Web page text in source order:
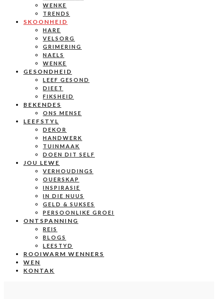
WENKE
TRENDS
SKOONHEID
HARE
VELSORG
GRIMERING
NAELS
WENKE
GESONDHEID
LEEF GESOND
DIEET
FIKSHEID
BEKENDES
ONS MENSE
LEEFSTYL
DEKOR
HANDWERK
TUINMAAK
DOEN DIT SELF
JOU LEWE
VERHOUDINGS
OUERSKAP
INSPIRASIE
IN DIE NUUS
GELD & SUKSES
PERSOONLIKE GROEI
ONTSPANNING
REIS
BLOGS
LEESTYD
ROOIWARM WENNERS
WEN
KONTAK